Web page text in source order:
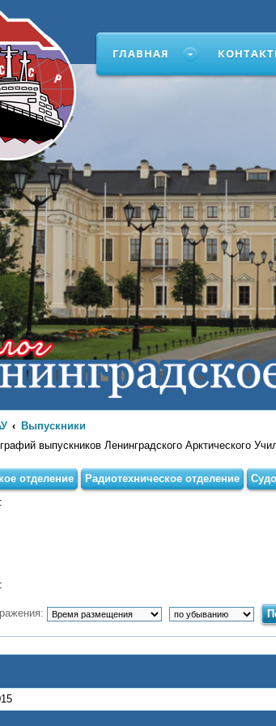
ГЛАВНАЯ
Выпускники
выпускников Ленинградского Арктического
отделение Радиотехническое отделение